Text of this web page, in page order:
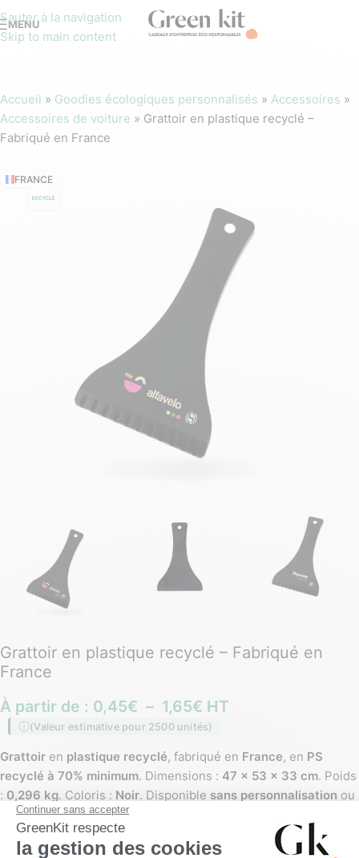
Sauter à la navigation
Skip to main content
MENU
Accueil » Goodies écologiques personnalisés » Accessoires »
Accessoires de voiture » Grattoir en plastique recyclé –
Fabriqué en France
FRANCE
Grattoir en plastique recyclé – Fabriqué en
France
À partir de : 0,45€ – 1,65€ HT
(Valeur estimative pour 2500 unités)
Grattoir en plastique recyclé, fabriqué en France, en PS
recyclé à 70% minimum. Dimensions : 47 x 53 x 33 cm. Poids
: 0,296 kg. Coloris : Noir. Disponible sans personnalisation ou
avecimpression numérique quadri
tampographie 1 couleur